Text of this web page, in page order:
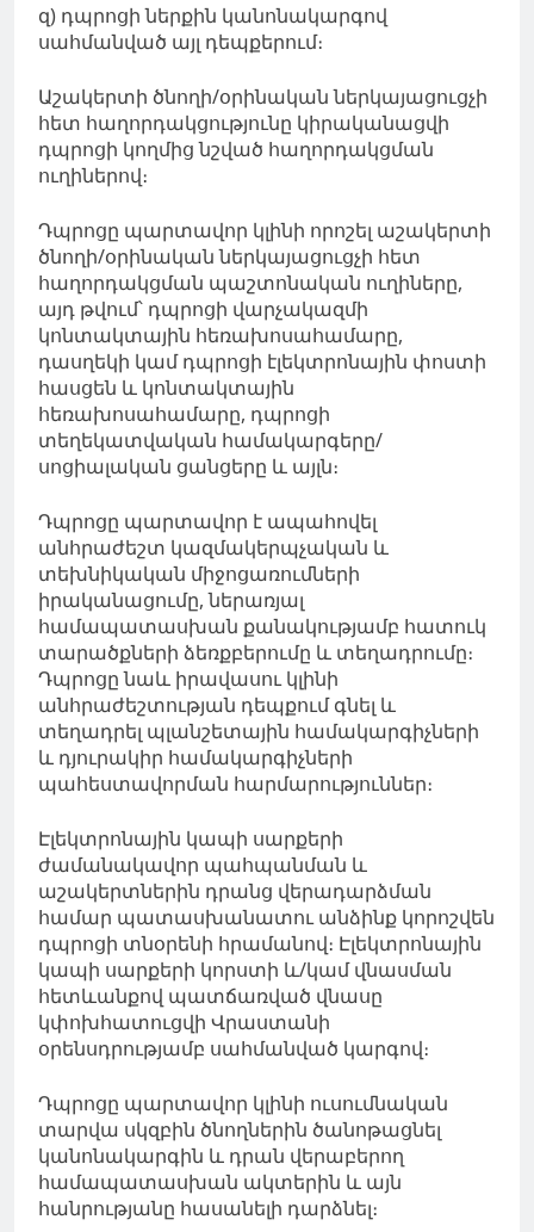
զ) դպրոցի ներքին կանոնակարգով
սահմանված այլ դեպքերում։
Աշակերտի ծնողի/օրինական ներկայացուցչի
հետ հաղորդակցությունը կիրականացվի
դպրոցի կողմից նշված հաղորդակցման
ուղիներով։
Դպրոցը պարտավոր կլինի որոշել աշակերտի
ծնողի/օրինական ներկայացուցչի հետ
հաղորդակցման պաշտոնական ուղիները,
այդ թվում՝ դպրոցի վարչակազմի
կոնտակտային հեռախոսահամարը,
դասղեկի կամ դպրոցի էլեկտրոնային փոստի
հասցեն և կոնտակտային
հեռախոսահամարը, դպրոցի
տեղեկատվական համակարգերը/
սոցիալական ցանցերը և այլն։
Դպրոցը պարտավոր է ապահովել
անհրաժեշտ կազմակերպչական և
տեխնիկական միջոցառումների
իրականացումը, ներառյալ
համապատասխան քանակությամբ հատուկ
տարածքների ձեռքբերումը և տեղադրումը։
Դպրոցը նաև իրավասու կլինի
անհրաժեշտության դեպքում գնել և
տեղադրել պլանշետային համակարգիչների
և դյուրակիր համակարգիչների
պահեստավորման հարմարություններ։
Էլեկտրոնային կապի սարքերի
ժամանակավոր պահպանման և
աշակերտներին դրանց վերադարձման
համար պատասխանատու անձինք կորոշվեն
դպրոցի տնօրենի հրամանով։ Էլեկտրոնային
կապի սարքերի կորստի և/կամ վնասման
հետևանքով պատճառված վնասը
կփոխհատուցվի Վրաստանի
օրենսդրությամբ սահմանված կարգով։
Դպրոցը պարտավոր կլինի ուսումնական
տարվա սկզբին ծնողներին ծանոթացնել
կանոնակարգին և դրան վերաբերող
համապատասխան ակտերին և այն
հանրությանը հասանելի դարձնել։